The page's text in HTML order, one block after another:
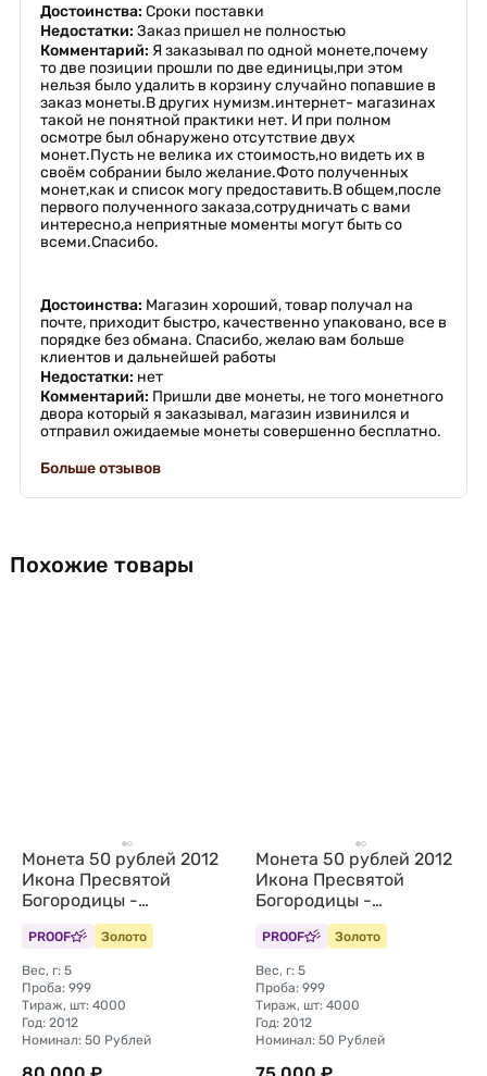
Достоинства: Сроки поставки
Недостатки: Заказ пришел не полностью
Комментарий: Я заказывал по одной монете,почему
то две позиции прошли по две единицы,при этом
нельзя было удалить в корзину случайно попавшие в
заказ монеты.В других нумизм.интернет- магазинах
такой не понятной практики нет. И при полном
осмотре был обнаружено отсутствие двух
монет.Пусть не велика их стоимость,но видеть их в
своём собрании было желание.Фото полученных
монет,как и список могу предоставить.В общем,после
первого полученного заказа,сотрудничать с вами
интересно,а неприятные моменты могут быть со
всеми.Спасибо.
Достоинства: Магазин хороший, товар получал на
почте, приходит быстро, качественно упаковано, все в
порядке без обмана. Спасибо, желаю вам больше
клиентов и дальнейшей работы
Недостатки: нет
Комментарий: Пришли две монеты, не того монетного
двора который я заказывал, магазин извинился и
отправил ожидаемые монеты совершенно бесплатно.
Больше отзывов
Похожие товары
Монета 50 рублей 2012
Икона Пресвятой
Богородицы -
Владимирская Беларусь
PROOF Золото
Вес, г: 5
Проба: 999
Тираж, шт: 4000
Год: 2012
Номинал: 50 Рублей
Монета 50 рублей 2012
Икона Пресвятой
Богородицы -
Владимирская Беларусь
PROOF Золото
Вес, г: 5
Проба: 999
Тираж, шт: 4000
Год: 2012
Номинал: 50 Рублей